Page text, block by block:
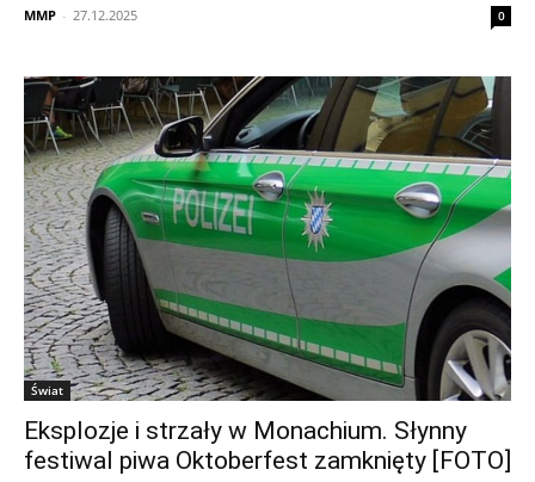
MMP - 27.12.2025 0
Świat
Eksplozje i strzały w Monachium. Słynny
festiwal piwa Oktoberfest zamknięty [FOTO]